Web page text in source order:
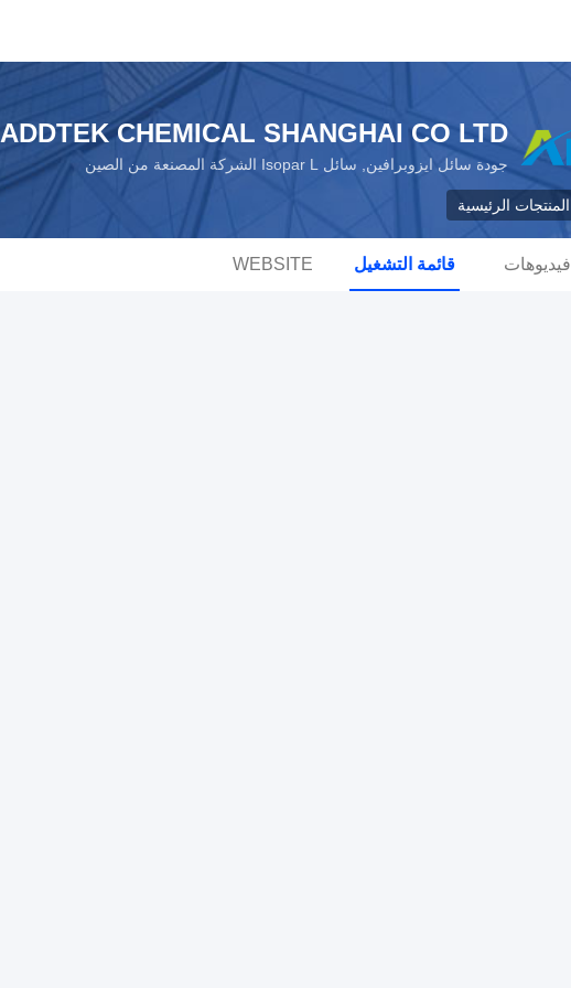
ADDTEK CHEMICAL SHANGHAI CO LTD
جودة سائل ايزوبرافين, سائل Isopar L الشركة المصنعة من الصين
المنتجات الرئيسية
فيديوهات قائمة التشغيل WEBSITE